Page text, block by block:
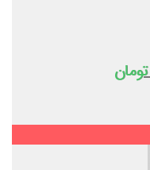
تومان
است.